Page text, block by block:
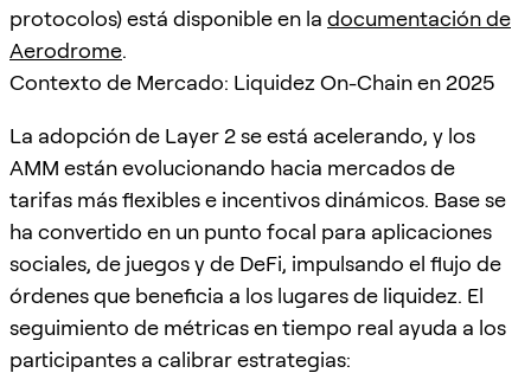
protocolos) está disponible en la documentación de
Aerodrome.
Contexto de Mercado: Liquidez On-Chain en 2025
La adopción de Layer 2 se está acelerando, y los
AMM están evolucionando hacia mercados de
tarifas más flexibles e incentivos dinámicos. Base se
ha convertido en un punto focal para aplicaciones
sociales, de juegos y de DeFi, impulsando el flujo de
órdenes que beneficia a los lugares de liquidez. El
seguimiento de métricas en tiempo real ayuda a los
participantes a calibrar estrategias: